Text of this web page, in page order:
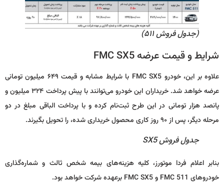
(جدول فروش ۵۱۱)
شرایط و قیمت عرضه FMC SX5
علاوه بر این، خودرو FMC SX5 با شرایط مشابه و قیمت ۶۴۹ میلیون تومانی
عرضه خواهد شد. خریداران این خودرو می‌توانند با پیش پرداخت ۳۲۴ میلیون و
پانصد هزار تومانی در این طرح ثبت‌نام کرده و با پرداخت الباقی مبلغ در دو
مرحله دیگر، پس از ۹۰ روز کاری محصول خریداری شده، را تحویل بگیرند.
جدول فروش SX5
بنابر اعلام فردا موتورز، کلیه هزینه‌های بیمه شخص ثالث و شماره‌گذاری
خودروهای FMC 511 و FMC SX5 برعهده شرکت خواهد بود.